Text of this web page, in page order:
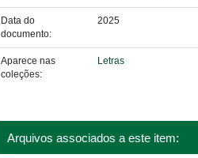
Data do
documento:
2025
Aparece nas
coleções:
Letras
Arquivos associados a este item: